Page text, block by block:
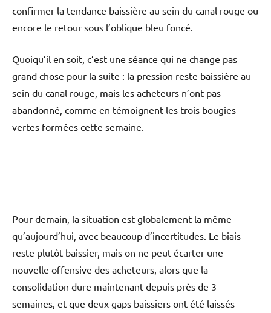
confirmer la tendance baissière au sein du canal rouge ou
encore le retour sous l’oblique bleu foncé.
Quoiqu’il en soit, c’est une séance qui ne change pas
grand chose pour la suite : la pression reste baissière au
sein du canal rouge, mais les acheteurs n’ont pas
abandonné, comme en témoignent les trois bougies
vertes formées cette semaine.
Pour demain, la situation est globalement la même
qu’aujourd’hui, avec beaucoup d’incertitudes. Le biais
reste plutôt baissier, mais on ne peut écarter une
nouvelle offensive des acheteurs, alors que la
consolidation dure maintenant depuis près de 3
semaines, et que deux gaps baissiers ont été laissés